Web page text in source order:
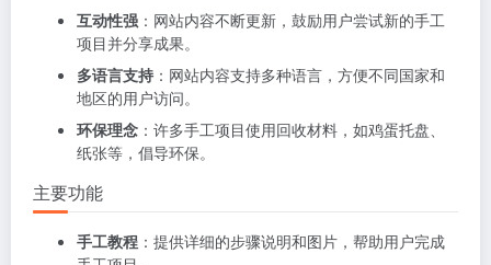
互动性强 ：网站内容不断更新，鼓励用户尝试新的手工
项目并分享成果。
多语言支持 ：网站内容支持多种语言，方便不同国家和
地区的用户访问。
环保理念 ：许多手工项目使用回收材料，如鸡蛋托盘、
纸张等，倡导环保。
主要功能
手工教程 ：提供详细的步骤说明和图片，帮助用户完成